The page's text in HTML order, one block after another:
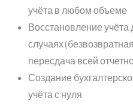
учёта в любом объеме
Восстановление
случаях
пересдача всей
Создание
учёта с нуля